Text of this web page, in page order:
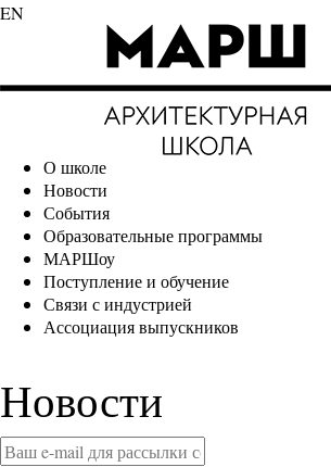
EN
О школе
Новости
События
Образовательные программы
МАРШоу
Поступление и обучение
Связи с индустрией
Ассоциация выпускников
Новости